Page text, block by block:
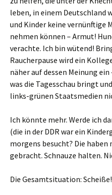
leben, in einem Deutschland
und Kinder keine vernünftige
nehmen können – Armut!
verachte. Ich bin wütend!
Raucherpause wird ein
näher auf dessen Meinung
was die Tagesschau bringt
links-grünen Staatsmedien
Ich könnte mehr. Werde ich
(die in der DDR war ein
morgens besucht? Die
gebracht. Schnauze halten.
Die Gesamtsituation: Scheiße!